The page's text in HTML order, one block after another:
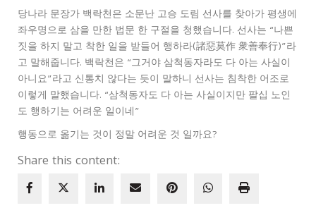
당나라 문장가 백락천은 소문난 고승 도림 선사를 찾아가 평생에
좌우명으로 삼을 만한 법문 한 구절을 청했습니다. 선사는 “나쁜
짓을 하지 말고 착한 일을 받들어 행하라(諸惡莫作 衆善奉行)”라
고 말해줍니다. 백락천은 “그거야 삼척동자라도 다 아는 사실이
아니요”라고 신통치 않다는 듯이 말하니 선사는 침착한 어조로
이렇게 말했습니다. “삼척동자도 다 아는 사실이지만 팔십 노인
도 행하기는 어려운 일이네”
행동으로 옮기는 것이 정말 어려운 것 일까요?
Share this content: